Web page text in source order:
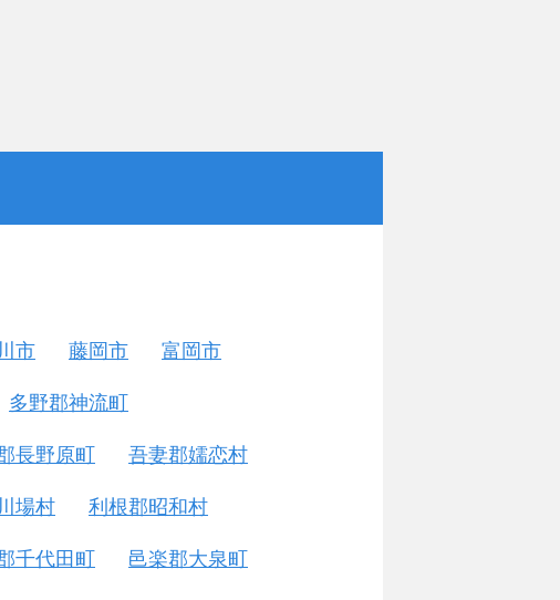
市 藤岡市 富岡市
多野郡神流町
長野原町 吾妻郡嬬恋村
場村 利根郡昭和村
千代田町 邑楽郡大泉町